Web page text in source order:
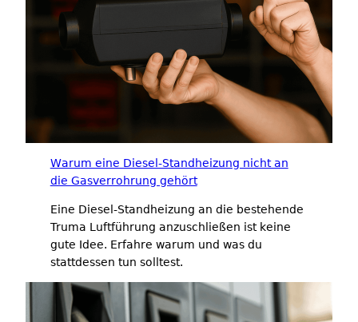
Warum eine Diesel-Standheizung nicht an
die Gasverrohrung gehört
Eine Diesel-Standheizung an die bestehende
Truma Luftführung anzuschließen ist keine
gute Idee. Erfahre warum und was du
stattdessen tun solltest.